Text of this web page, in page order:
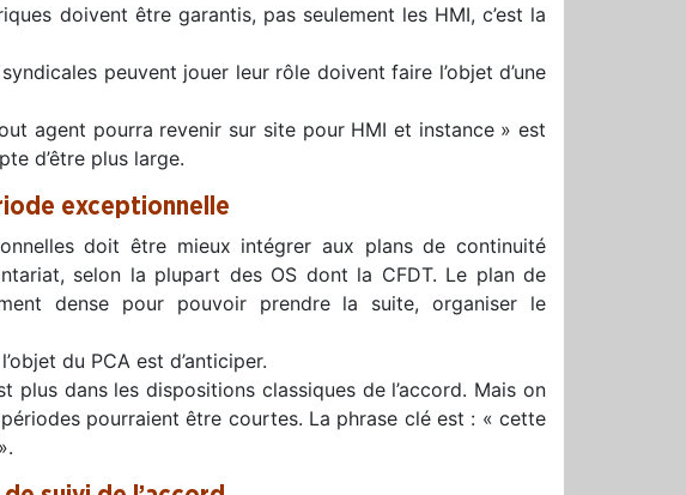
doivent être garantis, pas seulement les HMI, c’est la
peuvent jouer leur rôle doivent faire l’objet d’une
agent pourra revenir sur site pour HMI et instance » est
d’être plus large.
exceptionnelle
doit être mieux intégrer aux plans de continuité
selon la plupart des OS dont la CFDT. Le plan de
dense pour pouvoir prendre la suite, organiser le
du PCA est d’anticiper.
plus dans les dispositions classiques de l’accord. Mais on
pourraient être courtes. La phrase clé est : « cette